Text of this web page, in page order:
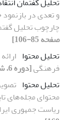
و تعدی در
چارچوب تحلیل
صفحه 85-106]
تحلیل محتوا
فرهنگی[دوره 6، شماره 20، 1389، صفحه 47-76]
تحلیل محتوا
محتوای مجله‌های
ریاست جمهوری